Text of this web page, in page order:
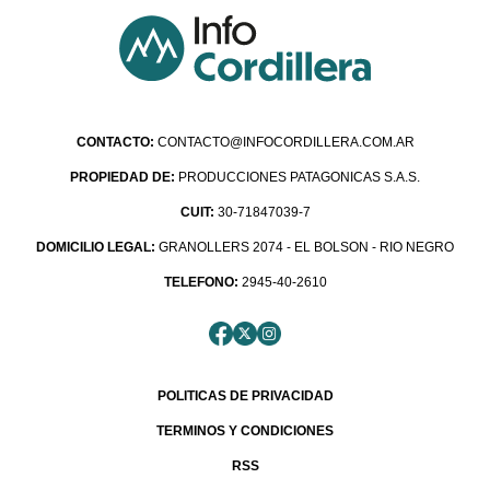
CONTACTO: CONTACTO@INFOCORDILLERA.COM.AR
PROPIEDAD DE: PRODUCCIONES PATAGONICAS S.A.S.
CUIT: 30-71847039-7
DOMICILIO LEGAL: GRANOLLERS 2074 - EL BOLSON - RIO NEGRO
TELEFONO: 2945-40-2610
POLITICAS DE PRIVACIDAD
TERMINOS Y CONDICIONES
RSS